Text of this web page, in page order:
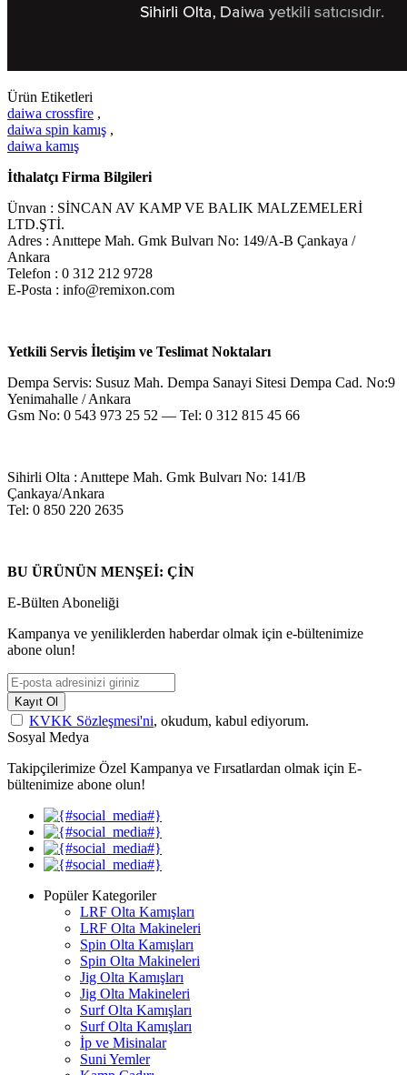
Ürün Etiketleri
daiwa crossfire ,
daiwa spin kamış ,
daiwa kamış
İthalatçı Firma Bilgileri
Ünvan : SİNCAN AV KAMP VE BALIK MALZEMELERİ
LTD.ŞTİ.
Adres : Anıttepe Mah. Gmk Bulvarı No: 149/A-B Çankaya /
Ankara
Telefon : 0 312 212 9728
E-Posta : info@remixon.com
Yetkili Servis İletişim ve Teslimat Noktaları
Dempa Servis: Susuz Mah. Dempa Sanayi Sitesi Dempa Cad. No:9
Yenimahalle / Ankara
Gsm No: 0 543 973 25 52 — Tel: 0 312 815 45 66
Sihirli Olta : Anıttepe Mah. Gmk Bulvarı No: 141/B
Çankaya/Ankara
Tel: 0 850 220 2635
BU ÜRÜNÜN MENŞEİ: ÇİN
E-Bülten Aboneliği
Kampanya ve yeniliklerden haberdar olmak için e-bültenimize
abone olun!
Kayıt Ol
KVKK Sözleşmesi'ni, okudum, kabul ediyorum.
Sosyal Medya
Takipçilerimize Özel Kampanya ve Fırsatlardan olmak için E-
bültenimize abone olun!
Popüler Kategoriler
LRF Olta Kamışları
LRF Olta Makineleri
Spin Olta Kamışları
Spin Olta Makineleri
Jig Olta Kamışları
Jig Olta Makineleri
Surf Olta Kamışları
Surf Olta Kamışları
İp ve Misinalar
Suni Yemler